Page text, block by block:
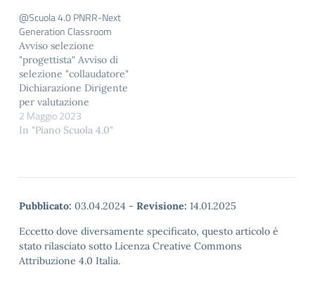
2_avviso di selezione e
istanza di
partecipazione_2025 (3)
allegata A del DM
66_2025 allegata B del
DM 66_2025
Dichiarazione del
Dirigente autonoma
valutazione candidature
Avviso 1926 del 27.2.2025
PROVVISORIA - Avviso
@Scuola 4.0 PNRR-Next
Generation Classroom
Avviso selezione
"progettista" Avviso di
selezione "collaudatore"
Dichiarazione Dirigente
per valutazione
candidature AZIONE DI
INFORMAZIONE,
DE GIOSA INCARICO
COSTANTINI INCARICO
PIERINI FORNITURA
ARREDI: CRITERI
MINIMI AMBIENTALI
2 Maggio 2023
In "Piano Scuola 4.0"
Pubblicato: 03.04.2024 - Revisione: 14.01.2025
Eccetto dove diversamente specificato, questo articolo è
stato rilasciato sotto Licenza Creative Commons
Attribuzione 4.0 Italia.